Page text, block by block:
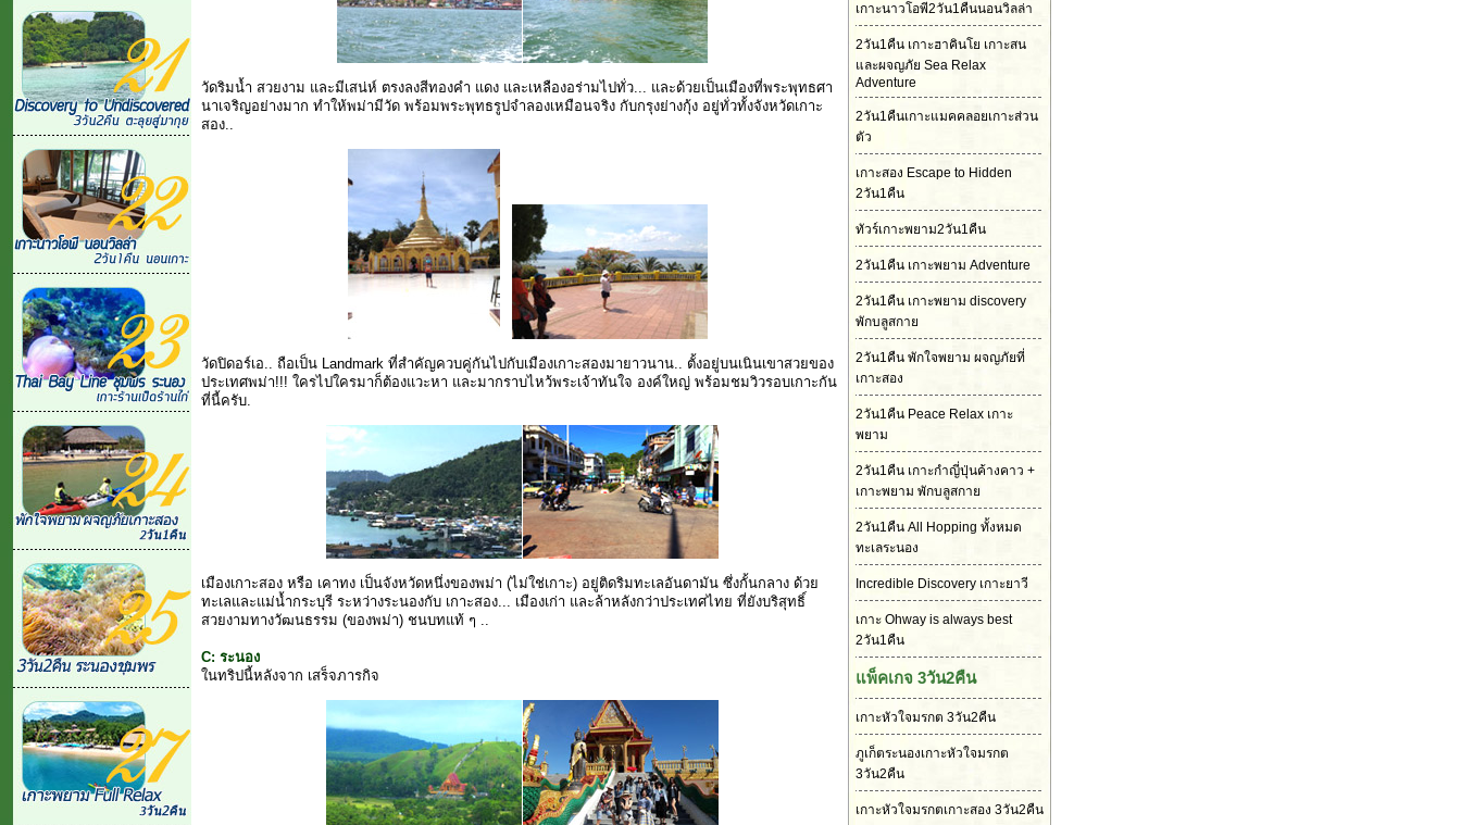
วัดริมน้ำ สวยงาม และมีเสน่ห์ ตรงลงสีทองคำ แดง และเหลืองอร่ามไปทั่ว... และด้วยเป็นเมืองที่พระพุทธศา
นาเจริญอย่างมาก ทำให้พม่ามีวัด พร้อมพระพุทธรูปจำลองเหมือนจริง กับกรุงย่างกุ้ง อยู่ทั่วทั้งจังหวัดเกาะ
สอง..
วัดปิดอร์เอ.. ถือเป็น Landmark ที่สำคัญควบคู่กันไปกับเมืองเกาะสองมายาวนาน.. ตั้งอยู่บนเนินเขาสวยของ
ประเทศพม่า!!! ใครไปใครมาก็ต้องแวะหา และมากราบไหว้พระเจ้าทันใจ องค์ใหญ่ พร้อมชมวิวรอบเกาะกัน
ที่นี้ครับ.
เมืองเกาะสอง หรือ เคาทง เป็นจังหวัดหนึ่งของพม่า (ไม่ใช่เกาะ) อยู่ติดริมทะเลอันดามัน ซึ่งกั้นกลาง ด้วย
ทะเลและแม่น้ำกระบุรี ระหว่างระนองกับ เกาะสอง... เมืองเก่า และล้าหลังกว่าประเทศไทย ที่ยังบริสุทธิ์
สวยงามทางวัฒนธรรม (ของพม่า) ชนบทแท้ ๆ ..
C: ระนอง
ในทริปนี้หลังจาก เสร็จภารกิจ
เกาะนาวโอพี2วัน1คืนนอนวิลล่า
2วัน1คืน เกาะฮาคินโย เกาะสน
และผจญภัย Sea Relax
Adventure
2วัน1คืนเกาะแมคคลอยเกาะส่วน
ตัว
เกาะสอง Escape to Hidden
2วัน1คืน
ทัวร์เกาะพยาม2วัน1คืน
2วัน1คืน เกาะพยาม Adventure
2วัน1คืน เกาะพยาม discovery
พักบลูสกาย
2วัน1คืน พักใจพยาม ผจญภัยที่
เกาะสอง
2วัน1คืน Peace Relax เกาะ
พยาม
2วัน1คืน เกาะกำญี่ปุ่นค้างคาว +
เกาะพยาม พักบลูสกาย
2วัน1คืน All Hopping ทั้งหมด
ทะเลระนอง
Incredible Discovery เกาะยาวี
เกาะ Ohway is always best
2วัน1คืน
แพ็คเกจ 3วัน2คืน
เกาะหัวใจมรกต 3วัน2คืน
ภูเก็ตระนองเกาะหัวใจมรกต
3วัน2คืน
เกาะหัวใจมรกตเกาะสอง 3วัน2คืน